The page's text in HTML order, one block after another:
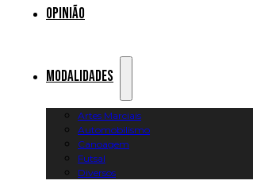
Opinião
Modalidades
Artes Marciais
Automobilismo
Canoagem
Futsal
Diversos